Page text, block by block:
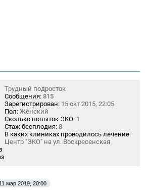
Трудный подросток
Сообщения: 815
Зарегистрирован: 15 окт 2015, 22:05
Пол: Женский
Сколько попыток ЭКО: 1
Стаж бесплодия: 8
В каких клиниках проводилось лечение:
Центр "ЭКО" на ул. Воскресенская
11 мар 2019, 20:00